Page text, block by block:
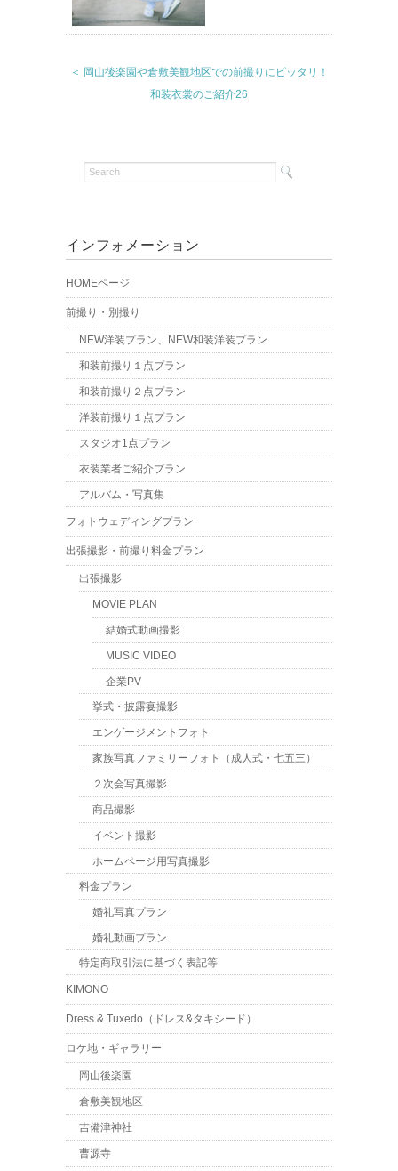
＜ 岡山後楽園や倉敷美観地区での前撮りにピッタリ！
和装衣裳のご紹介26
インフォメーション
HOMEページ
前撮り・別撮り
NEW洋装プラン、NEW和装洋装プラン
和装前撮り１点プラン
和装前撮り２点プラン
洋装前撮り１点プラン
スタジオ1点プラン
衣装業者ご紹介プラン
アルバム・写真集
フォトウェディングプラン
出張撮影・前撮り料金プラン
出張撮影
MOVIE PLAN
結婚式動画撮影
MUSIC VIDEO
企業PV
挙式・披露宴撮影
エンゲージメントフォト
家族写真ファミリーフォト（成人式・七五三）
２次会写真撮影
商品撮影
イベント撮影
ホームページ用写真撮影
料金プラン
婚礼写真プラン
婚礼動画プラン
特定商取引法に基づく表記等
KIMONO
Dress & Tuxedo（ドレス&タキシード）
ロケ地・ギャラリー
岡山後楽園
倉敷美観地区
吉備津神社
曹源寺